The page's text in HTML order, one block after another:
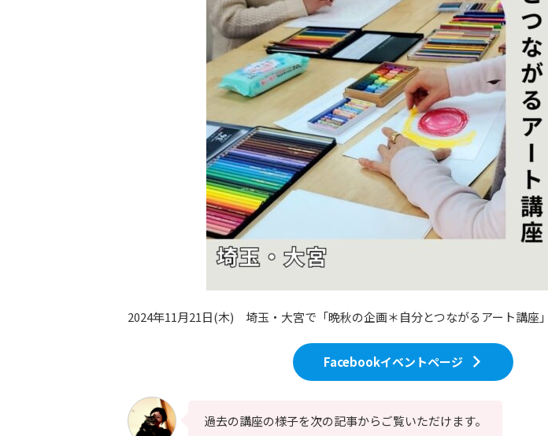
2024年11月21日(木) 埼玉・大宮で「晩秋の企画＊自分とつながるアート講座
Facebookイベントページ
過去の講座の様子を次の記事からご覧いただけます。